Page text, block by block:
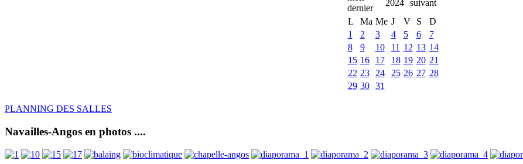
2024
L
Ma Me J V S
D
1
2 3 4 5 6
7
8
9 10 11 12 13 14
15 16 17 18 19 20 21
22 23 24 25 26 27 28
29 30 31
PLANNING DES SALLES
Navailles-Angos en photos ....